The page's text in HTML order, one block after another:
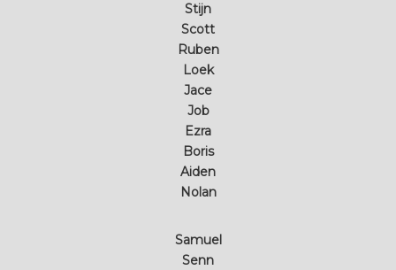
Stijn
Scott
Ruben
Loek
Jace
Job
Ezra
Boris
Aiden
Nolan
Samuel
Senn